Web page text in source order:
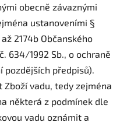
obecně závaznými
ustanoveními §
až 2174b Občanského
634/1992 Sb., o ochraně
předpisů).
Zboží vadu, tedy zejména
některá z podmínek dle
vadu oznámit a